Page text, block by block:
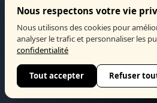
Nous respectons votre vie
Nous utilisons des cookies pour
analyser le trafic et personnaliser les
confidentialité
Tout accepter Refuser